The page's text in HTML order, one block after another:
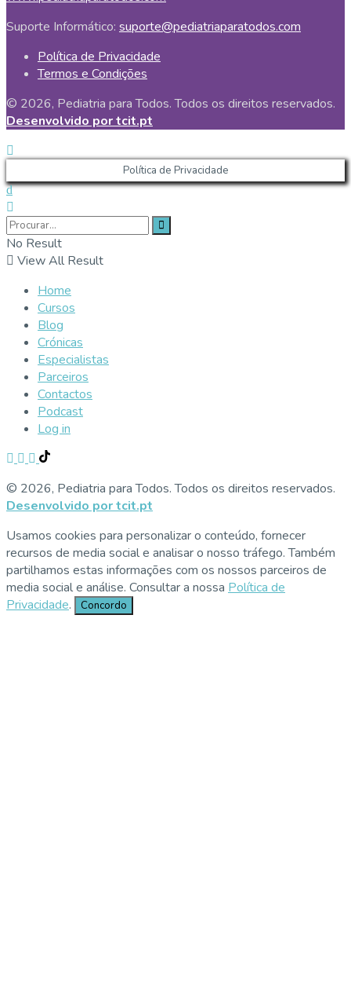
Suporte Informático: suporte@pediatriaparatodos.com
Política de Privacidade
Termos e Condições
© 2026, Pediatria para Todos. Todos os direitos reservados.
Desenvolvido por tcit.pt
Política de Privacidade
No Result
View All Result
Home
Cursos
Blog
Crónicas
Especialistas
Parceiros
Contactos
Podcast
Log in
© 2026, Pediatria para Todos. Todos os direitos reservados.
Desenvolvido por tcit.pt
Usamos cookies para personalizar o conteúdo, fornecer
recursos de media social e analisar o nosso tráfego. Também
partilhamos estas informações com os nossos parceiros de
media social e análise. Consultar a nossa Política de
Privacidade. Concordo